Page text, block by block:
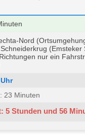
Nord
(Emsteker
nur ein
23 Minuten
5 Stunden und 56